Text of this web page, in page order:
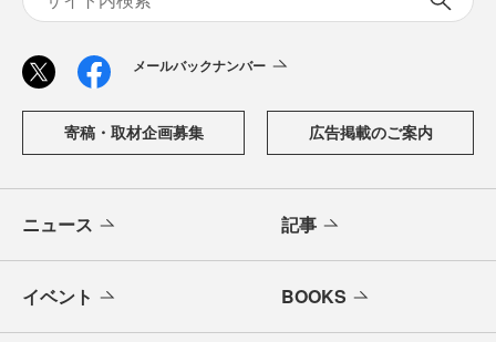
メールバックナンバー
寄稿・取材企画募集 広告掲載のご案内
ニュース 記事
イベント BOOKS